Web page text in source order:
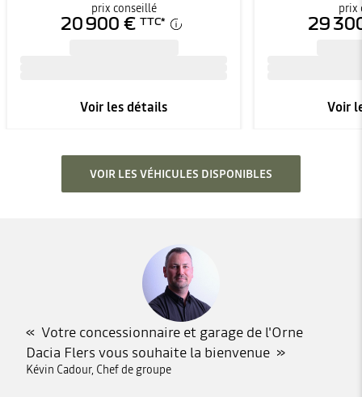
prix conseillé
20 900 € TTC*
Voir les détails
prix
29
Voir
VOIR LES VÉHICULES DISPONIBLES
Votre concessionnaire et garage de l'Orne
Dacia Flers vous souhaite la bienvenue
Kévin Cadour, Chef de groupe